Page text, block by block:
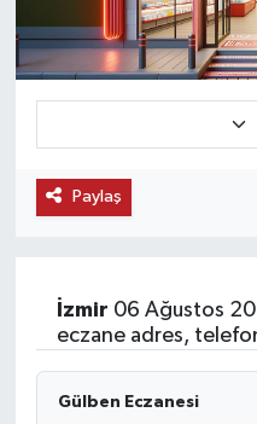
Paylaş
İzmir 06 Ağustos
eczane adres,
Gülben Eczanesi
KEMERBURGAZ
KÜLTÜR - SANAT
SPOR
TEKNOLOJİ